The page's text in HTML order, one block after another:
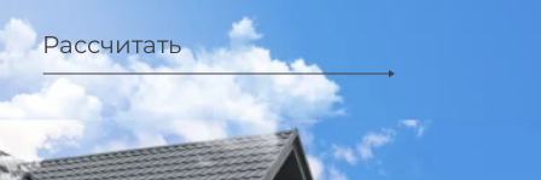
Рассчитать